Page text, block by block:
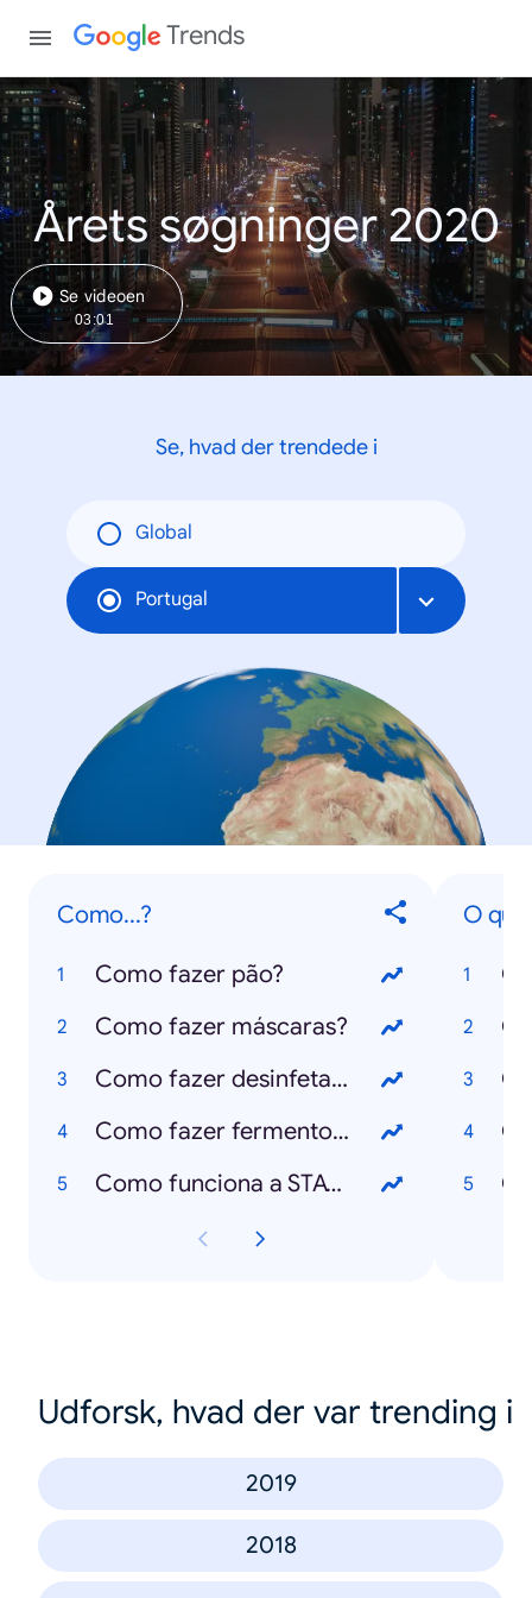
Trends
Årets søgninger 2020
Se videoen
03:01
Se, hvad der trendede i
Global
Portugal
Como...?
Como fazer pão?
Como fazer máscaras?
Como fazer desinfetante caseiro?
Como fazer fermento de padeiro?
Como funciona a STAYAWAY COVID?
O
O
O
O
Udforsk, hvad der var trending i
2019
2018